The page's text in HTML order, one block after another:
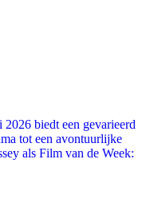
biedt een gevarieerd
tot een avontuurlijke
als Film van de Week: